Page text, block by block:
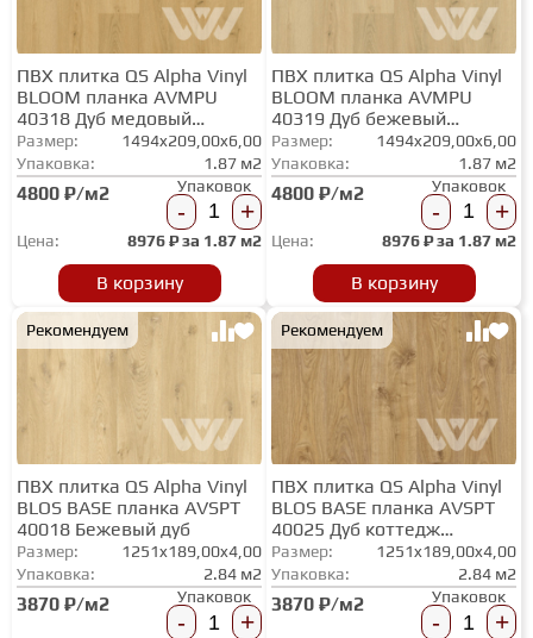
ПВХ плитка QS Alpha Vinyl
BLOOM планка AVMPU
40318 Дуб медовый
брашированный
Размер:
1494x209,00x6,00
Упаковка:
1.87 м2
4800 ₽/м2 Упаковок
- +
Цена: 8976₽ за 1.87 м2
В корзину
ПВХ плитка QS Alpha Vinyl
BLOOM планка AVMPU
40319 Дуб бежевый
брашированный
Размер:
1494x209,00x6,00
Упаковка:
1.87 м2
4800 ₽/м2 Упаковок
- +
Цена: 8976₽ за 1.87 м2
В корзину
Рекомендуем
ПВХ плитка QS Alpha Vinyl
BLOS BASE планка AVSPT
40018 Бежевый дуб
Размер:
1251x189,00x4,00
Упаковка:
2.84 м2
3870 ₽/м2 Упаковок
- +
Рекомендуем
ПВХ плитка QS Alpha Vinyl
BLOS BASE планка AVSPT
40025 Дуб коттедж
натуральный
Размер:
1251x189,00x4,00
Упаковка:
2.84 м2
3870 ₽/м2 Упаковок
- +